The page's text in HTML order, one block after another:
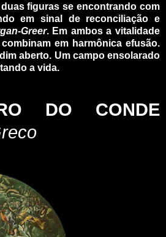
figuras se encontrando com
em sinal de reconciliação e
Greer. Em ambos a vitalidade
em harmônica efusão.
aberto. Um campo ensolarado
a vida.
DO CONDE